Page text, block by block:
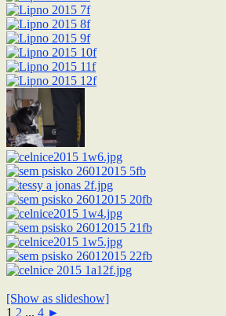
[Show as slideshow]
1 2 ... 4 ►